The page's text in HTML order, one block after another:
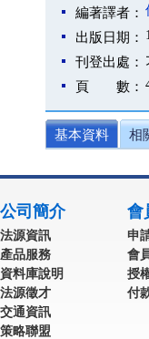
編著譯者：
出版日期：
刊登出處：
頁 數：
基本資料 相
公司簡介
法源資訊
產品服務
資料庫說明
法源徵才
交通資訊
策略聯盟
會
申
會
授
付